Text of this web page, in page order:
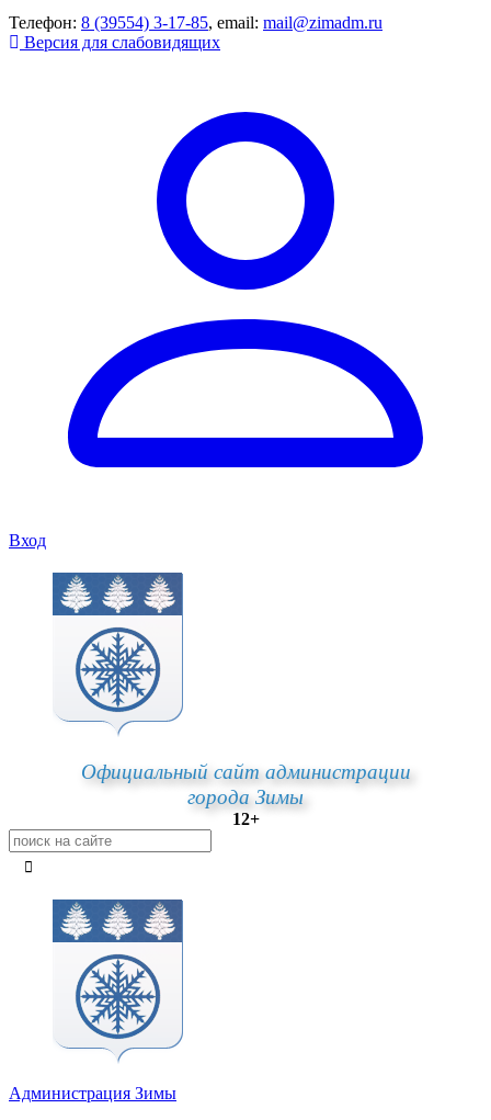
Телефон: 8 (39554) 3-17-85, email: mail@zimadm.ru
Версия для слабовидящих
Вход
Официальный сайт администрации
города Зимы
12+
Администрация Зимы